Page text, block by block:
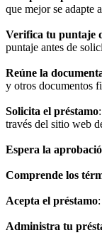
que mejor se adapte
Verifica tu puntaje
puntaje antes de
Reúne la
y otros documentos
Solicita el préstamo
través del sitio web
Espera la
Comprende los
Acepta el préstamo
Administra tu